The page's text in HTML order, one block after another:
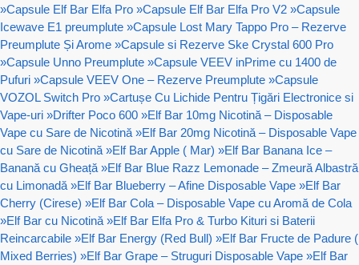
»Capsule Elf Bar Elfa Pro »Capsule Elf Bar Elfa Pro V2 »Capsule
Icewave E1 preumplute »Capsule Lost Mary Tappo Pro – Rezerve
Preumplute Și Arome »Capsule si Rezerve Ske Crystal 600 Pro
»Capsule Unno Preumplute »Capsule VEEV inPrime cu 1400 de
Pufuri »Capsule VEEV One – Rezerve Preumplute »Capsule
VOZOL Switch Pro »Cartușe Cu Lichide Pentru Țigări Electronice si
Vape-uri »Drifter Poco 600 »Elf Bar 10mg Nicotină – Disposable
Vape cu Sare de Nicotină »Elf Bar 20mg Nicotină – Disposable Vape
cu Sare de Nicotină »Elf Bar Apple ( Mar) »Elf Bar Banana Ice –
Banană cu Gheață »Elf Bar Blue Razz Lemonade – Zmeură Albastră
cu Limonadă »Elf Bar Blueberry – Afine Disposable Vape »Elf Bar
Cherry (Cirese) »Elf Bar Cola – Disposable Vape cu Aromă de Cola
»Elf Bar cu Nicotină »Elf Bar Elfa Pro & Turbo Kituri si Baterii
Reincarcabile »Elf Bar Energy (Red Bull) »Elf Bar Fructe de Padure (
Mixed Berries) »Elf Bar Grape – Struguri Disposable Vape »Elf Bar